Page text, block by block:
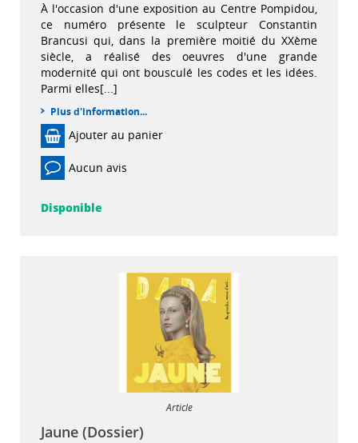
À l'occasion d'une exposition au Centre Pompidou,
ce numéro présente le sculpteur Constantin
Brancusi qui, dans la première moitié du XXème
siècle, a réalisé des oeuvres d'une grande
modernité qui ont bousculé les codes et les idées.
Parmi elles[...]
Plus d'information...
Ajouter au panier
Aucun avis
Disponible
Article
Jaune (Dossier)